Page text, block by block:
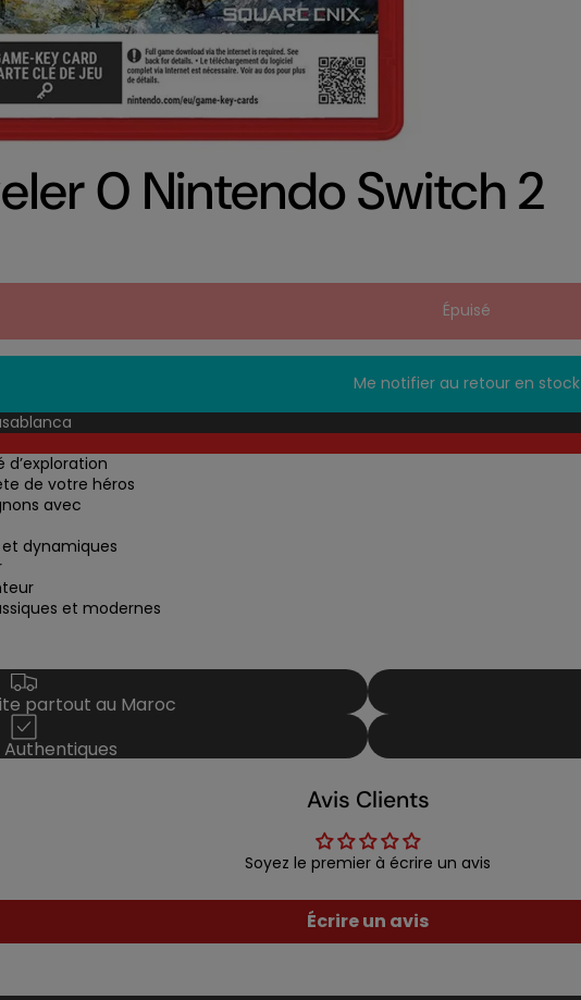
0 Nintendo Switch 2
Épuisé
Me notifier au retour en stock
de votre héros
avec
dynamiques
et modernes
partout au Maroc
Authentiques
Avis Clients
Soyez le premier à écrire un avis
Écrire un avis